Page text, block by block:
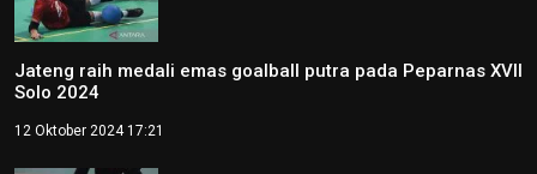
Jateng raih medali emas goalball putra pada Peparnas XVII
Solo 2024
12 Oktober 2024 17:21